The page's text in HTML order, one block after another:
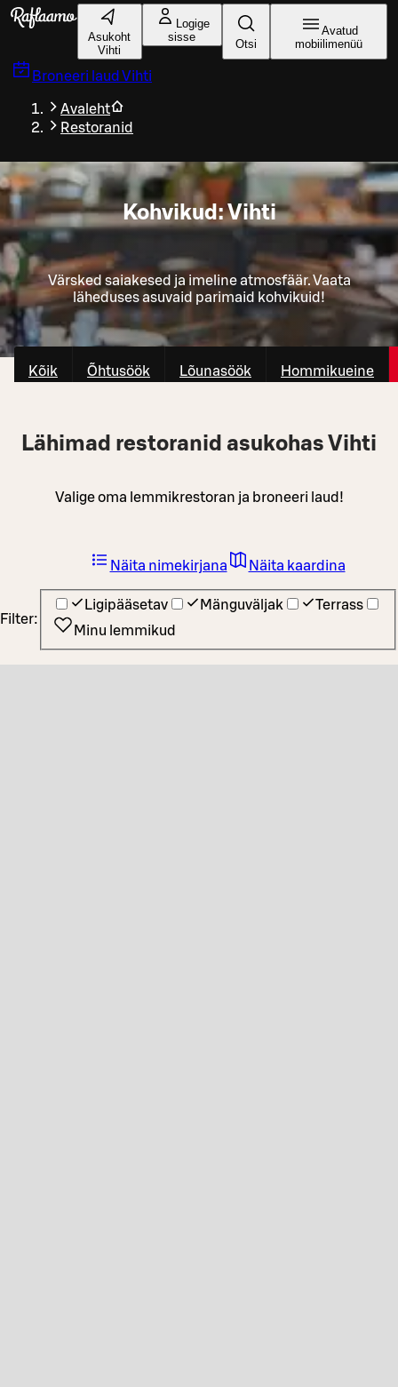
Liigu peamise sisu juurde
Asukoht
Vihti
Logige
sisse
Otsi
Avatud
mobiilimenüü
Broneeri laud Vihti
Avaleht
Restoranid
Kohvikud: Vihti
Värsked saiakesed ja imeline atmosfäär. Vaata
läheduses asuvaid parimaid kohvikuid!
Kõik Õhtusöök Lõunasöök Hommikueine
Lähimad restoranid asukohas Vihti
Valige oma lemmikrestoran ja broneeri laud!
Filter:
Ligipääsetav Mänguväljak
Terrass
Minu lemmikud
Näita nimekirjana Näita kaardina